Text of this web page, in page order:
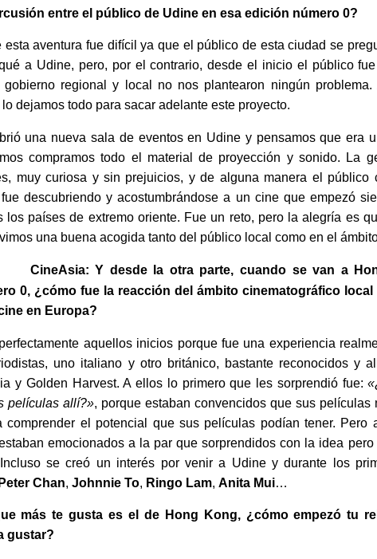
entre el público de Udine en esa edición número 0?
esta aventura fue difícil ya que el público de esta ciudad se
a Udine, pero, por el contrario, desde el inicio el público
regional y local no nos plantearon ningún problema.
dejamos todo para sacar adelante este proyecto.
una nueva sala de eventos en Udine y pensamos que era
compramos todo el material de proyección y sonido. La
muy curiosa y sin prejuicios, y de alguna manera el público
descubriendo y acostumbrándose a un cine que empezó
los países de extremo oriente. Fue un reto, pero la alegría es
una buena acogida tanto del público local como en el
CineAsia: Y desde la otra parte, cuando se van a
0, ¿cómo fue la reacción del ámbito cinematográfico
en Europa?
aquellos inicios porque fue una experiencia
uno italiano y otro británico, bastante reconocidos y
y Golden Harvest. A ellos lo primero que les sorprendió fue:
películas allí?», porque estaban convencidos que sus películas
el potencial que sus películas podían tener. Pero
emocionados a la par que sorprendidos con la idea
se creó un interés por venir a Udine y durante los
Peter Chan,Johnnie To, Ringo Lam,Anita Mui…
más te gusta es el de Hong Kong, ¿cómo empezó tu
gustar?